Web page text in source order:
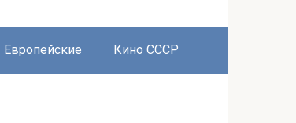
Европейские Кино СССР